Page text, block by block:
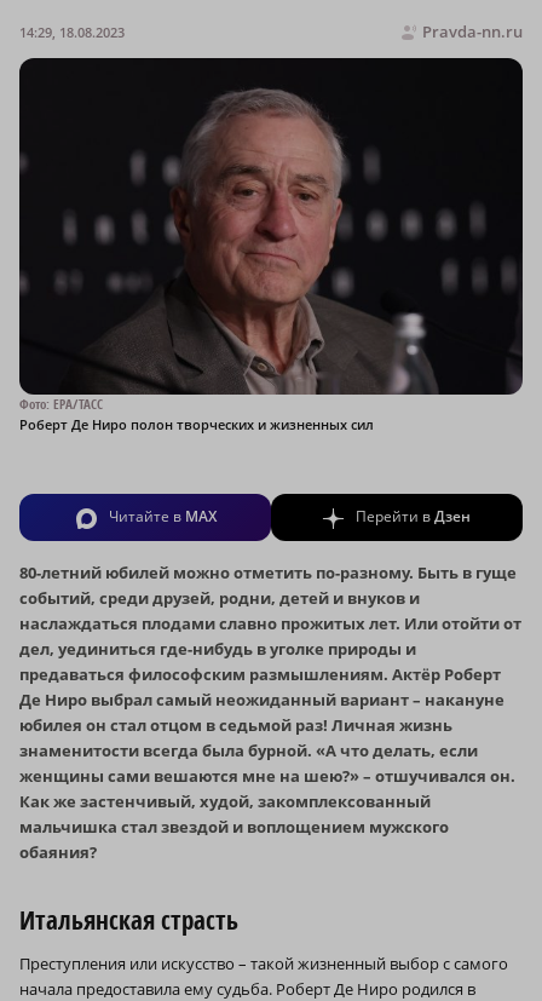
Pravda-nn.ru
14:29, 18.08.2023
Фото: EPA/ТАСС
Роберт Де Ниро полон творческих и жизненных сил
Читайте в MAX Перейти вДзен
80-летний юбилей можно отметить по-разному. Быть в гуще
событий, среди друзей, родни, детей и внуков и
наслаждаться плодами славно прожитых лет. Или отойти от
дел, уединиться где-нибудь в уголке природы и
предаваться философским размышлениям. Актёр Роберт
Де Ниро выбрал самый неожиданный вариант – накануне
юбилея он стал отцом в седьмой раз! Личная жизнь
знаменитости всегда была бурной. «А что делать, если
женщины сами вешаются мне на шею?» – отшучивался он.
Как же застенчивый, худой, закомплексованный
мальчишка стал звездой и воплощением мужского
обаяния?
Итальянская страсть
Преступления или искусство – такой жизненный выбор с самого
начала предоставила ему судьба. Роберт Де Ниро родился в